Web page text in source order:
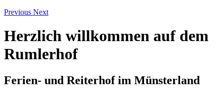
Previous Next
Herzlich willkommen auf dem
Rumlerhof
Ferien- und Reiterhof im Münsterland